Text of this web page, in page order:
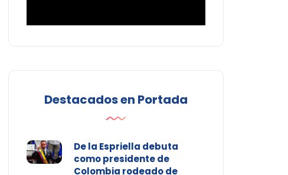
Destacados en Portada
De la Espriella debuta
como presidente de
Colombia rodeado de